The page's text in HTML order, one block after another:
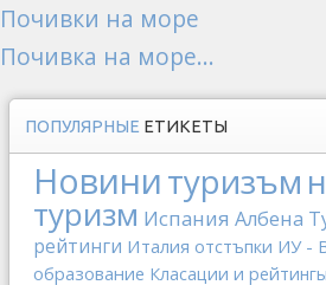
Почивки на море
Почивка на море...
ПОПУЛЯРНЫЕ ЕТИКЕТЫ
Новинитуризъм
туризм Испания Албена
рейтинги Италия отстъпки ИУ -
образование Класации и рейтингы